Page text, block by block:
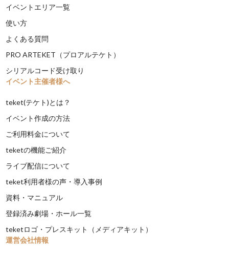
イベントエリア一覧
使い方
よくある質問
PRO ARTEKET（プロアルテケト）
シリアルコード受け取り
イベント主催者様へ
teket(テケト)とは？
イベント作成の方法
ご利用料金について
teketの機能ご紹介
ライブ配信について
teket利用者様の声・導入事例
資料・マニュアル
登録済み劇場・ホール一覧
teketロゴ・プレスキット（メディアキット）
運営会社情報